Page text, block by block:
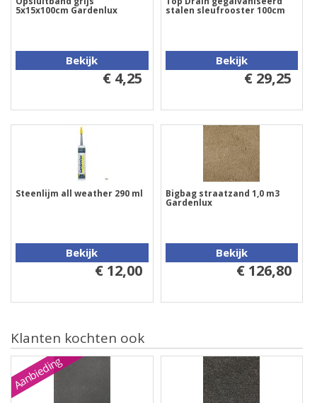
5x15x100cm Gardenlux
Bekijk
€ 4,25
stalen sleufrooster 100cm
Bekijk
€ 29,25
Steenlijm all weather 290 ml
Bekijk
€ 12,00
Bigbag straatzand 1,0 m3
Gardenlux
Bekijk
€ 126,80
Klanten kochten ook
Aanbieding